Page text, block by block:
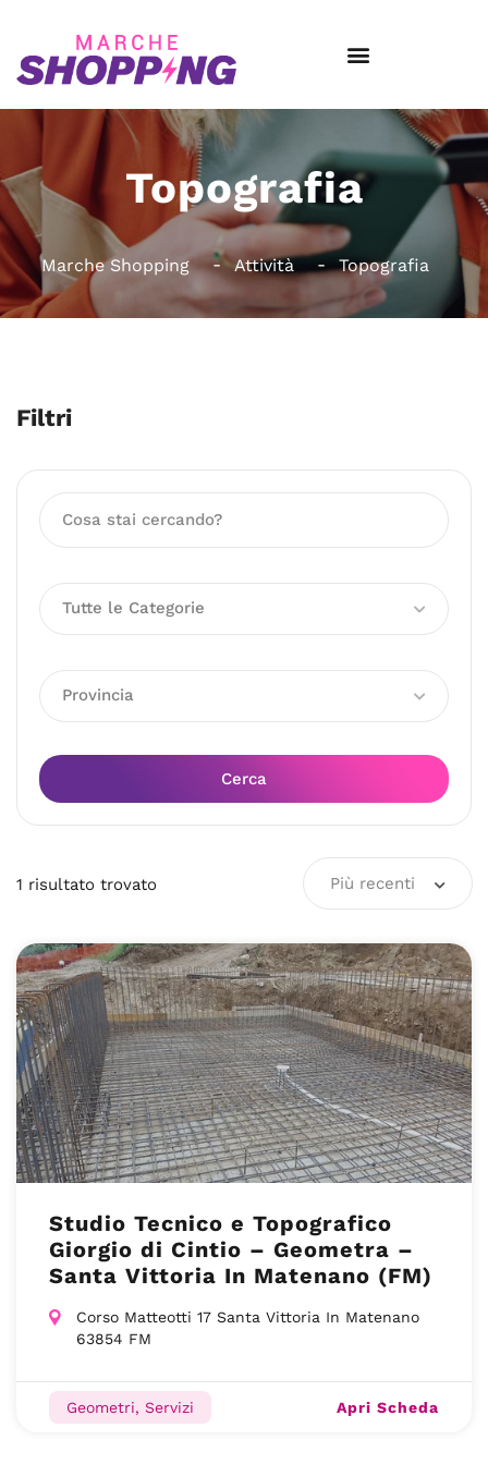
Topografia
Marche Shopping Attività Topografia
Filtri
Tutte le Categorie
Provincia
Cerca
1 risultato trovato Più recenti
Studio Tecnico e Topografico
Giorgio di Cintio – Geometra –
Santa Vittoria In Matenano (FM)
Corso Matteotti 17 Santa Vittoria In Matenano
63854 FM
Geometri, Servizi Apri Scheda